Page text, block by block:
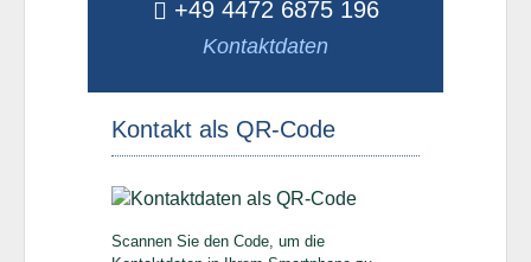
+49 4472 6875 196
Kontaktdaten
Kontakt als QR-Code
Scannen Sie den Code, um die